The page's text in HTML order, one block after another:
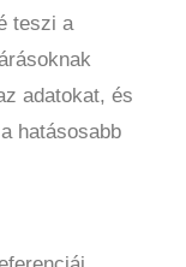
teszi a
adatokat, és
hatásosabb